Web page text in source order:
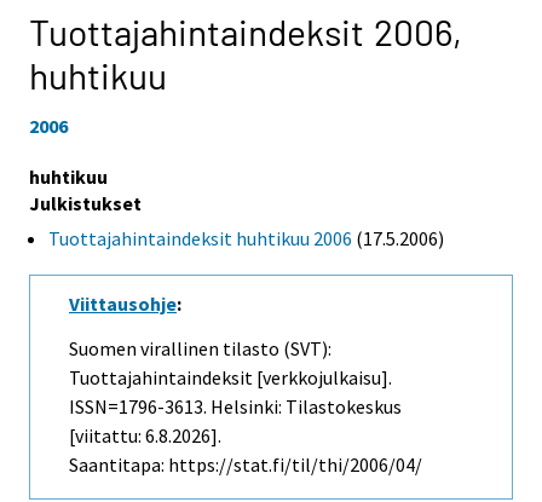
Tuottajahintaindeksit 2006,
huhtikuu
2006
huhtikuu
Julkistukset
Tuottajahintaindeksit huhtikuu 2006 (17.5.2006)
Viittausohje:
Suomen virallinen tilasto (SVT):
Tuottajahintaindeksit [verkkojulkaisu].
ISSN=1796-3613. Helsinki: Tilastokeskus
[viitattu: 6.8.2026].
Saantitapa: https://stat.fi/til/thi/2006/04/